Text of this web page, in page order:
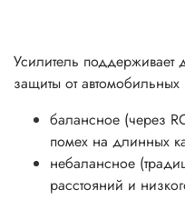
Усилитель поддерживает
защиты от автомобильных
балансное (через
помех на длинных
небалансное
расстояний и